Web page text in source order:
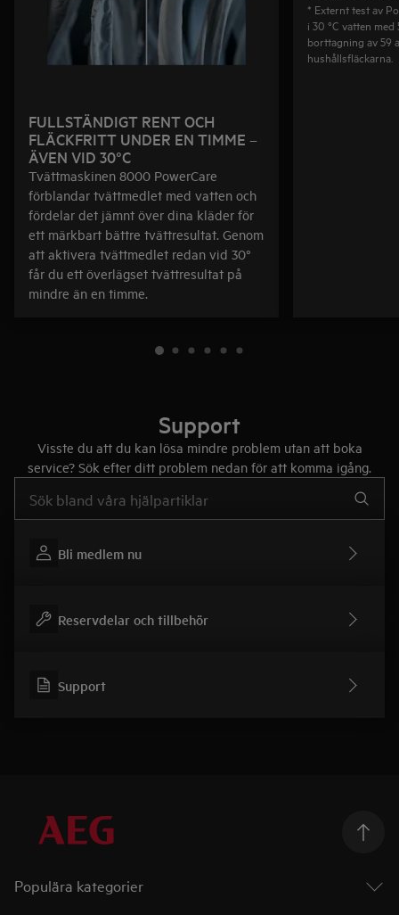
FULLSTÄNDIGT RENT OCH
FLÄCKFRITT UNDER EN TIMME –
ÄVEN VID 30°C
Tvättmaskinen 8000 PowerCare
förblandar tvättmedlet med vatten och
fördelar det jämnt över dina kläder för
ett märkbart bättre tvättresultat. Genom
att aktivera tvättmedlet redan vid 30°
får du ett överlägset tvättresultat på
mindre än en timme.
* Externt test av
i 30 °C vatten
borttagning av 59
hushållsfläckarna.
Support
Visste du att du kan lösa mindre problem utan att boka
service? Sök efter ditt problem nedan för att komma igång.
Bli medlem nu
Reservdelar och tillbehör
Support
Populära kategorier